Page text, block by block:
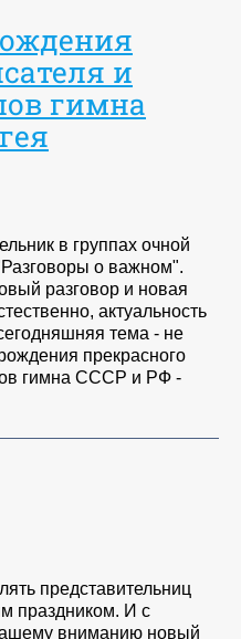
и
гимна
в группах очной
о важном".
разговор и новая
актуальность
тема - не
прекрасного
гимна СССР и РФ -
представительниц
праздником. И с
вниманию новый